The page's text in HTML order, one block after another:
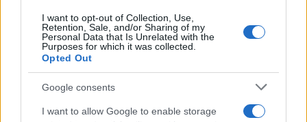
I want to opt-out of Collection, Use,
Retention, Sale, and/or Sharing of my
Personal Data that Is Unrelated with the
Purposes for which it was collected.
Opted Out
Google consents
I want to allow Google to enable storage
Η Άννα Βίσση ξετρελάθηκε με μπάντα που
έπαιζε Τσιτσάνη στο Φισκάρδο και τους
πρότεινε συνεργασία
Μαριζέτα Αντωνοπούλου στο newsit.gr: Οι
“σωτήρες” ανήκουν στο χρονοντούλαπο
της ιστορίας
Ίση με 6 βόμβες Χιροσίμα η ενέργεια που